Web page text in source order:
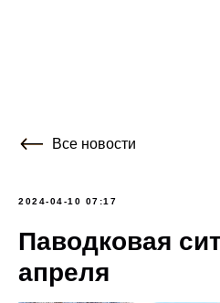
Все новости
2024-04-10 07:17
Паводковая
апреля